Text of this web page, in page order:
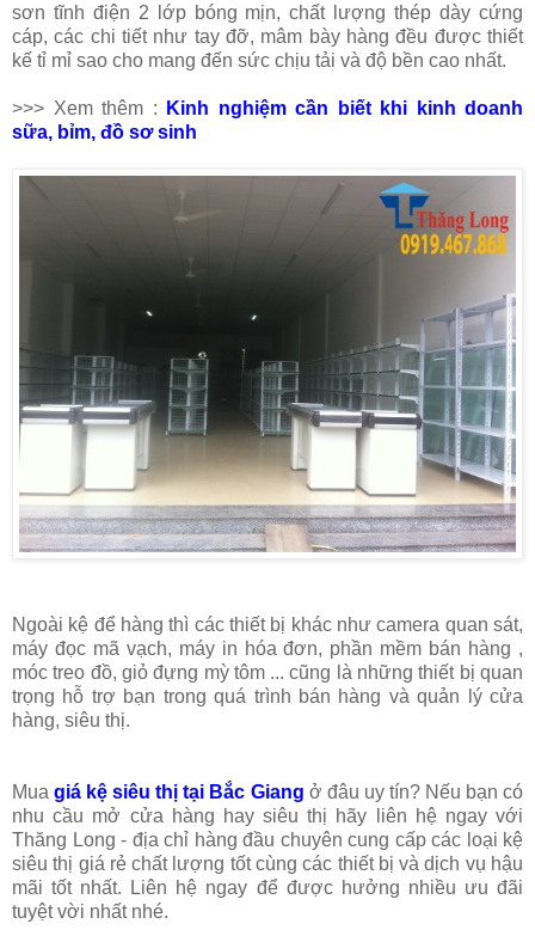
sơn tĩnh điện 2 lớp bóng mịn, chất lượng thép dày cứng
cáp, các chi tiết như tay đỡ, mâm bày hàng đều được thiết
kế tỉ mỉ sao cho mang đến sức chịu tải và độ bền cao nhất.
>>> Xem thêm :
Kinh nghiệm cần biết khi kinh doanh
sữa, bỉm, đồ sơ sinh
Ngoài kệ để hàng thì các thiết bị khác như camera quan sát,
máy đọc mã vạch, máy in hóa đơn, phần mềm bán hàng ,
móc treo đồ, giỏ đựng mỳ tôm ... cũng là những thiết bị quan
trọng hỗ trợ bạn trong quá trình bán hàng và quản lý cửa
hàng, siêu thị.
Muagiá kệ siêu thị tại Bắc Giang ở đâu uy tín? Nếu bạn có
nhu cầu mở cửa hàng hay siêu thị hãy liên hệ ngay với
Thăng Long - địa chỉ hàng đầu chuyên cung cấp các loại kệ
siêu thị giá rẻ chất lượng tốt cùng các thiết bị và dịch vụ hậu
mãi tốt nhất. Liên hệ ngay để được hưởng nhiều ưu đãi
tuyệt vời nhất nhé.